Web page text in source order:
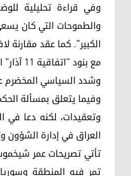
والطموحات التي كان
الكبير". كما عقد مقارنة
مع بنود "اتفاقية 11 آذار" التاريخية لعام 1970 في العراق.
وشدد السياسي المخضرم
وفيما يتعلق بمسألة
وتعقيدات، لكنه دعا في
العراق في إدارة الشؤون
تأتي تصريحات عمر
تمر فيه المنطقة